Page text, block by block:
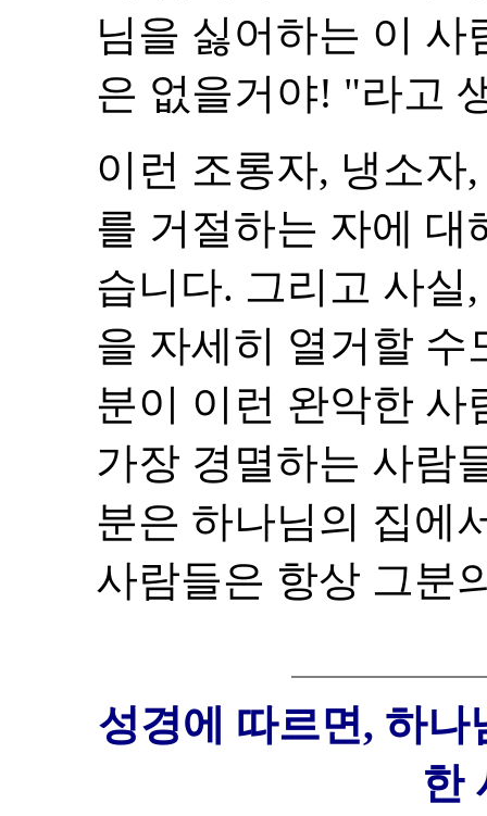
님을 싫어하는 이
은 없을거야! "라고
이런 조롱자, 냉소자
를 거절하는 자에 대
습니다. 그리고 사실
을 자세히 열거할 수
분이 이런 완악한 사
가장 경멸하는 사람
분은 하나님의 집에
사람들은 항상 그분
성경에 따르면, 하
한